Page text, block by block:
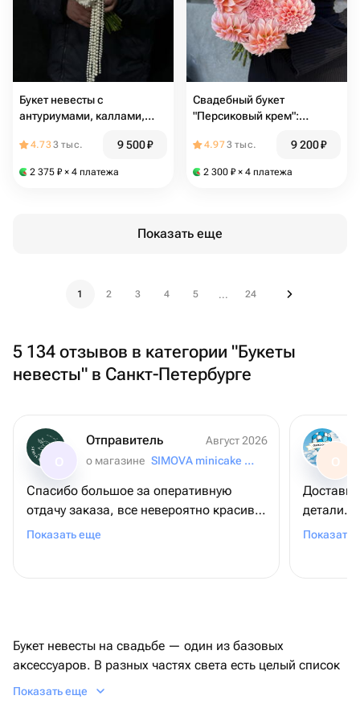
Букет невесты с
антуриумами, каллами,
декоративным жемчугом
4.733 тыс. 9 500₽
2 375 ₽ × 4 платежа
Свадебный букет
"Персиковый крем":
(Пичес), розовая гвоздика
4.973 тыс. 9 200₽
2 300 ₽ × 4 платежа
Показать еще
1 2 3 4 5 ... 24
5 134 отзывов в категории "Букеты
невесты" в Санкт-Петербурге
Отправитель
Август 2026
о магазине
SIMOVA minicake for you
Спасибо большое за оперативную
отдачу заказа, все невероятно красиво
и вкусно! Заказываю не в первый раз 🫶
Показать еще
О
детали.
один
Показать
Букет невесты на свадьбе — один из базовых
аксессуаров. В разных частях света есть целый список
примет про свадебный букет: что символизируют те
Показать еще